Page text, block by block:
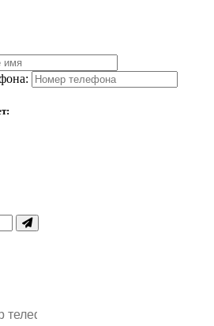
то
и
болезней”.
в Минске нужно
и “рукастый”
бизнес-центров и
инженерными
подхода.